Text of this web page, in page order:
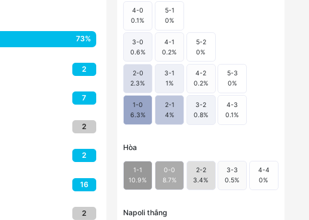
73%
2
7
2
2
16
2
4-0
0.1%
5-1
0%
3-0
0.6%
4-1
0.2%
5-2
0%
2-0
2.3%
3-1
1%
4-2
0.2%
5-3
0%
1-0
6.3%
2-1
4%
3-2
0.8%
4-3
0.1%
Hòa
1-1
10.9%
0-0
8.7%
2-2
3.4%
3-3
0.5%
4-4
0%
Napoli thắng